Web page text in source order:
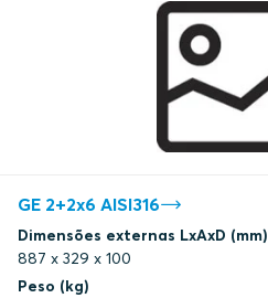
GE 2+2x6 AISI316
Dimensões externas LxAxD (mm)
887 x 329 x 100
Peso (kg)